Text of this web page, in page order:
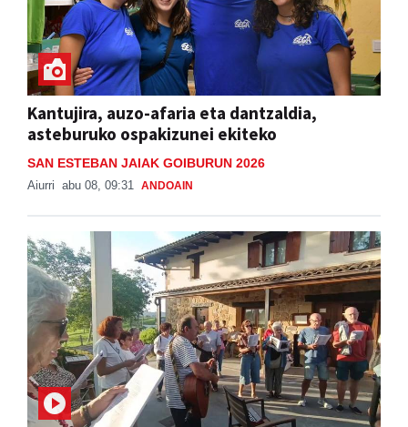
Kantujira, auzo-afaria eta dantzaldia,
asteburuko ospakizunei ekiteko
SAN ESTEBAN JAIAK GOIBURUN 2026
Aiurri abu 08, 09:31 ANDOAIN